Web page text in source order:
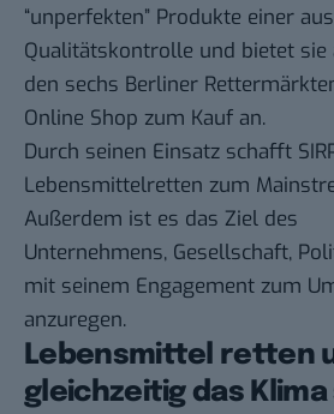
“unperfekten” Produkte einer
Qualitätskontrolle und bietet sie
den sechs Berliner
Online Shop zum Kauf an.
Durch seinen Einsatz schafft
Lebensmittelretten zum
Außerdem ist es das Ziel des
Unternehmens, Gesellschaft,
mit seinem Engagement zum
anzuregen.
Lebensmittel retten
gleichzeitig das